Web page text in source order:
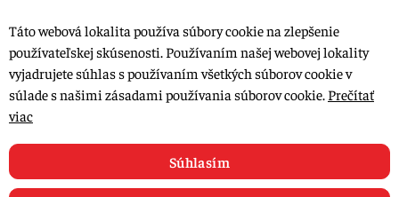
Kontakt
© 2015-2026, LIANA GOLIAŠ s.r.o. všetky práva vyhradené.
Upraviť nastavenia Cookies
Táto webová lokalita používa súbory cookie na zlepšenie
používateľskej skúsenosti. Používaním našej webovej lokality
vyjadrujete súhlas s používaním všetkých súborov cookie v
súlade s našimi zásadami používania súborov cookie. Prečítať
viac
Súhlasím